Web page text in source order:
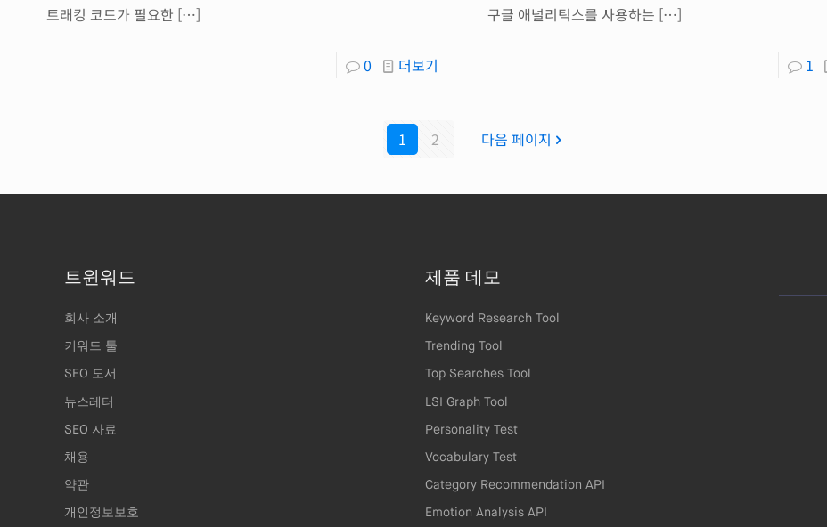
트래킹 코드가 필요한 […]
0 더보기
구글 애널리틱스를 사용하는 […]
1
1 2 다음 페이지
트윈워드
회사 소개
키워드 툴
SEO 도서
뉴스레터
SEO 자료
채용
약관
개인정보보호
제품 데모
Keyword Research Tool
Trending Tool
Top Searches Tool
LSI Graph Tool
Personality Test
Vocabulary Test
Category Recommendation API
Emotion Analysis API